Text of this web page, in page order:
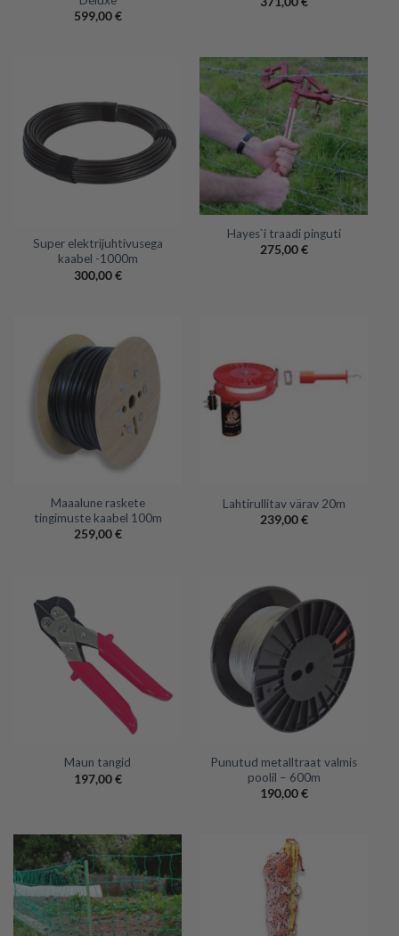
599,00€
Super elektrijuhtivusega
kaabel -1000m
300,00€
Hayes`i traadi pinguti
275,00€
Maaalune raskete
tingimuste kaabel 100m
259,00€
Lahtirullitav värav 20m
239,00€
Maun tangid
197,00€
Punutud metalltraat valmis
poolil – 600m
190,00€